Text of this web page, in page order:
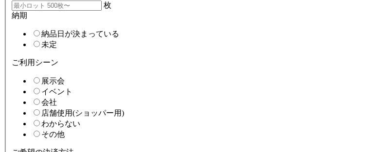
枚
納期
納品日が決まっている
未定
ご利用シーン
展示会
イベント
会社
店舗使用(ショッパー用)
わからない
その他